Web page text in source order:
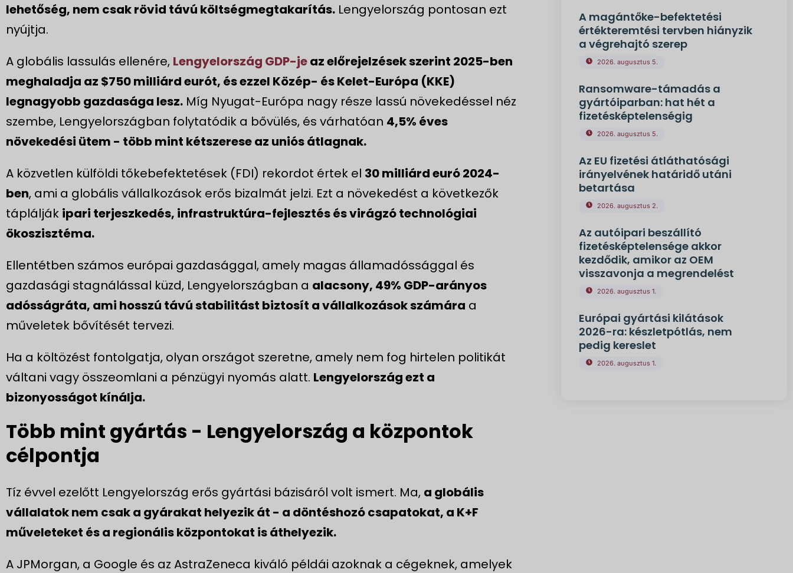
lehetőség, nem csak rövid távú költségmegtakarítás. Lengyelország pontosan ezt
nyújtja.
A globális lassulás ellenére, Lengyelország GDP-jeaz előrejelzések szerint 2025-ben
meghaladja az $750 milliárd eurót, és ezzel Közép- és Kelet-Európa (KKE)
legnagyobb gazdasága lesz. Míg Nyugat-Európa nagy része lassú növekedéssel néz
szembe, Lengyelországban folytatódik a bővülés, és várhatóan 4,5% éves
növekedési ütem - több mint kétszerese az uniós átlagnak.
A közvetlen külföldi tőkebefektetések (FDI) rekordot értek el 30 milliárd euró 2024-
ben, ami a globális vállalkozások erős bizalmát jelzi. Ezt a növekedést a következők
táplálják ipari terjeszkedés, infrastruktúra-fejlesztés és virágzó technológiai
ökoszisztéma.
Ellentétben számos európai gazdasággal, amely magas államadóssággal és
gazdasági stagnálással küzd, Lengyelországban a alacsony, 49% GDP-arányos
adósságráta, ami hosszú távú stabilitást biztosít a vállalkozások számára a
műveletek bővítését tervezi.
Ha a költözést fontolgatja, olyan országot szeretne, amely nem fog hirtelen politikát
váltani vagy összeomlani a pénzügyi nyomás alatt. Lengyelország ezt a
bizonyosságot kínálja.
Több mint gyártás - Lengyelország a központok
célpontja
Tíz évvel ezelőtt Lengyelország erős gyártási bázisáról volt ismert. Ma, a globális
vállalatok nem csak a gyárakat helyezik át - a döntéshozó csapatokat, a K+F
műveleteket és a regionális központokat is áthelyezik.
A JPMorgan, a Google és az AstraZeneca kiváló példái azoknak a cégeknek, amelyek
A magántőke-befektetési
értékteremtési tervben hiányzik
a végrehajtó szerep
2026. augusztus 5.
Ransomware-támadás a
gyártóiparban: hat hét a
fizetésképtelenségig
2026. augusztus 5.
Az EU fizetési átláthatósági
irányelvének határidő utáni
betartása
2026. augusztus 2.
Az autóipari beszállító
fizetésképtelensége akkor
kezdődik, amikor az OEM
visszavonja a megrendelést
2026. augusztus 1.
Európai gyártási kilátások
2026-ra: készletpótlás, nem
pedig kereslet
2026. augusztus 1.